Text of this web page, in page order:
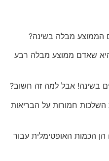
מבלה בשינה?
שאדם ממוצע מבלה רבע
בשינה! אבל למה זה חשוב?
השלכות חמורות על הבריאות
הכמות האופטימלית עבור